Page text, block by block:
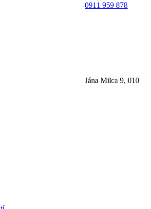
0911 959 878
Jána Milca 9, 010